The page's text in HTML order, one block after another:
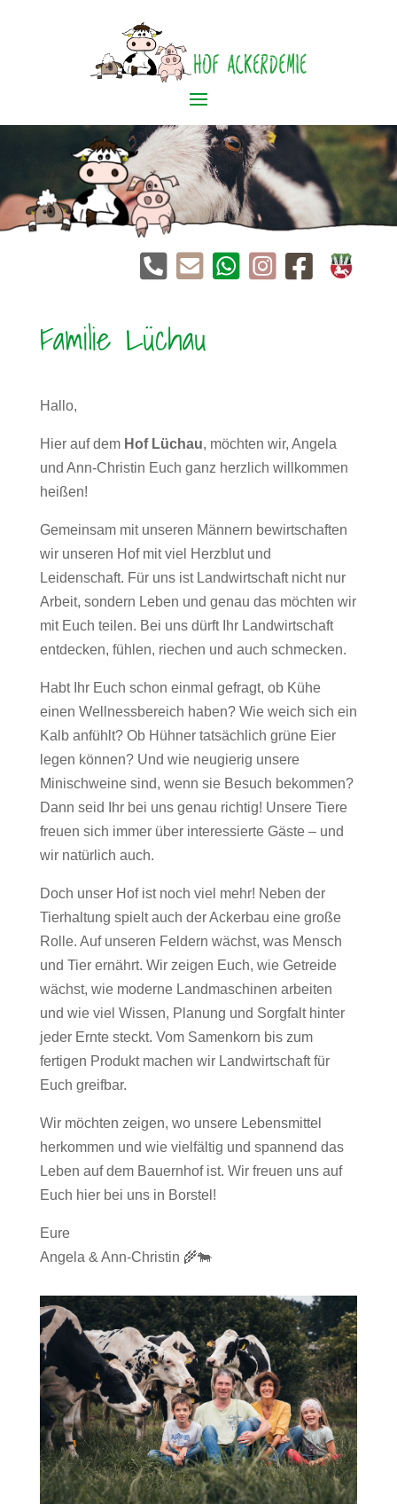





Familie Lüchau
Hallo,
Hier auf dem Hof Lüchau, möchten wir, Angela
und Ann-Christin Euch ganz herzlich willkommen
heißen!
Gemeinsam mit unseren Männern bewirtschaften
wir unseren Hof mit viel Herzblut und
Leidenschaft. Für uns ist Landwirtschaft nicht nur
Arbeit, sondern Leben und genau das möchten wir
mit Euch teilen. Bei uns dürft Ihr Landwirtschaft
entdecken, fühlen, riechen und auch schmecken.
Habt Ihr Euch schon einmal gefragt, ob Kühe
einen Wellnessbereich haben? Wie weich sich ein
Kalb anfühlt? Ob Hühner tatsächlich grüne Eier
legen können? Und wie neugierig unsere
Minischweine sind, wenn sie Besuch bekommen?
Dann seid Ihr bei uns genau richtig! Unsere Tiere
freuen sich immer über interessierte Gäste – und
wir natürlich auch.
Doch unser Hof ist noch viel mehr! Neben der
Tierhaltung spielt auch der Ackerbau eine große
Rolle. Auf unseren Feldern wächst, was Mensch
und Tier ernährt. Wir zeigen Euch, wie Getreide
wächst, wie moderne Landmaschinen arbeiten
und wie viel Wissen, Planung und Sorgfalt hinter
jeder Ernte steckt. Vom Samenkorn bis zum
fertigen Produkt machen wir Landwirtschaft für
Euch greifbar.
Wir möchten zeigen, wo unsere Lebensmittel
herkommen und wie vielfältig und spannend das
Leben auf dem Bauernhof ist. Wir freuen uns auf
Euch hier bei uns in Borstel!
Eure
Angela & Ann-Christin 🌾🐄